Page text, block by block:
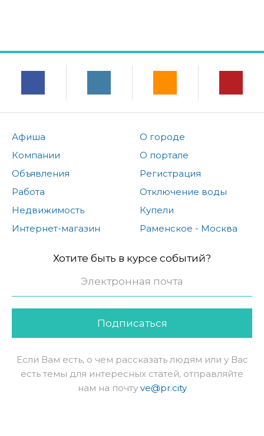
Афиша
Компании
Объявления
Работа
Недвижимость
Интернет-магазин
О городе
О портале
Регистрация
Отключение воды
Купели
Раменское - Москва
Хотите быть в курсе событий?
Подписаться
Если Вам есть, о чем рассказать людям или у Вас
есть темы для интересных статей, отправляйте
нам на почту ve@pr.city